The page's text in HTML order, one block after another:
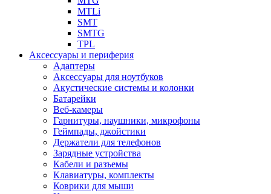
MTLi
SMT
SMTG
TPL
Аксессуары и периферия
Адаптеры
Аксессуары для ноутбуков
Акустические системы и колонки
Батарейки
Веб-камеры
Гарнитуры, наушники, микрофоны
Геймпады, джойстики
Держатели для телефонов
Зарядные устройства
Кабели и разъемы
Клавиатуры, комплекты
Коврики для мыши